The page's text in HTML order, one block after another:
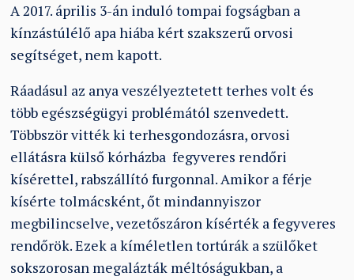
A 2017. április 3-án induló tompai fogságban a
kínzástúlélő apa hiába kért szakszerű orvosi
segítséget, nem kapott.
Ráadásul az anya veszélyeztetett terhes volt és
több egészségügyi problémától szenvedett.
Többször vitték ki terhesgondozásra, orvosi
ellátásra külső kórházba fegyveres rendőri
kísérettel, rabszállító furgonnal. Amikor a férje
kísérte tolmácsként, őt mindannyiszor
megbilincselve, vezetőszáron kísérték a fegyveres
rendőrök. Ezek a kíméletlen tortúrák a szülőket
sokszorosan megalázták méltóságukban, a